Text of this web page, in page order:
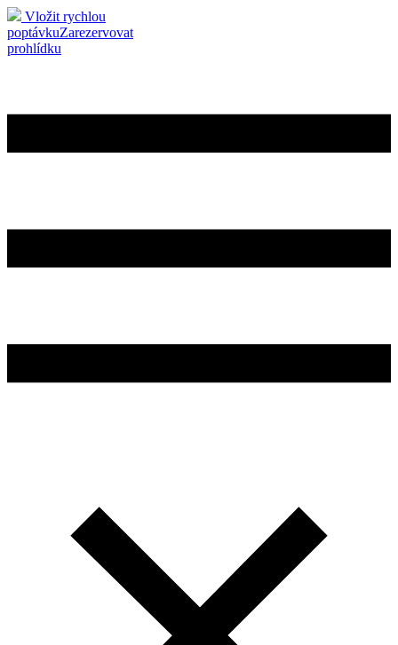
Vložit rychlou
poptávkuZarezervovat
prohlídku